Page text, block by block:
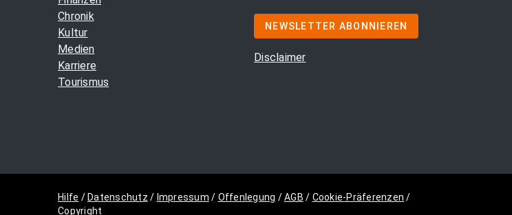
Chronik
Kultur
Medien
Karriere
Tourismus
NEWSLETTER ABONNIEREN
Disclaimer
Hilfe / Datenschutz / Impressum / Offenlegung /AGB / Cookie-Präferenzen /
Copyright